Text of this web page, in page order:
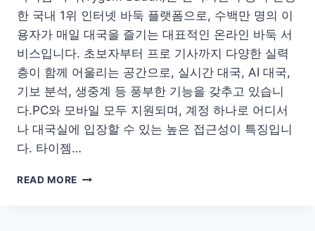
한 국내 1위 인터넷 바둑 플랫폼으로, 수백만 명의 이
용자가 매일 대국을 즐기는 대표적인 온라인 바둑 서
비스입니다. 초보자부터 프로 기사까지 다양한 실력
층이 함께 어울리는 공간으로, 실시간 대국, AI 대국,
기보 분석, 생중계 등 풍부한 기능을 갖추고 있습니
다.PC와 모바일 모두 지원되며, 계정 하나로 어디서
나 대국실에 입장할 수 있는 높은 접근성이 특징입니
다. 타이젬…
READ MORE 타